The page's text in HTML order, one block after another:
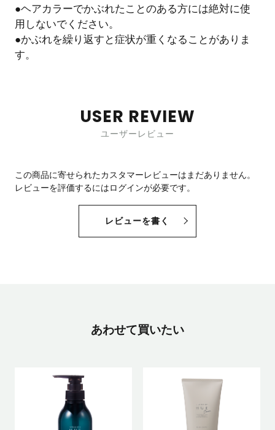
●ヘアカラーでかぶれたことのある方には絶対に使
用しないでください。
●かぶれを繰り返すと症状が重くなることがありま
す。
USER REVIEW
ユーザーレビュー
この商品に寄せられたカスタマーレビューはまだありません。
レビューを評価するにはログインが必要です。
レビューを書く
あわせて買いたい